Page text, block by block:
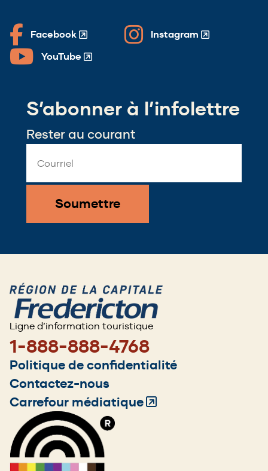
Facebook
(Opens
in
window)
Instagram
(Opens
window)
YouTube
(Opens
newS’abonner à l’infolettre
Rester au courant
Address
*
Ligne d’information touristique
1-888-888-4768
Footer
menu
Politique de confidentialité
Contactez-nous
Carrefour médiatique(Opens